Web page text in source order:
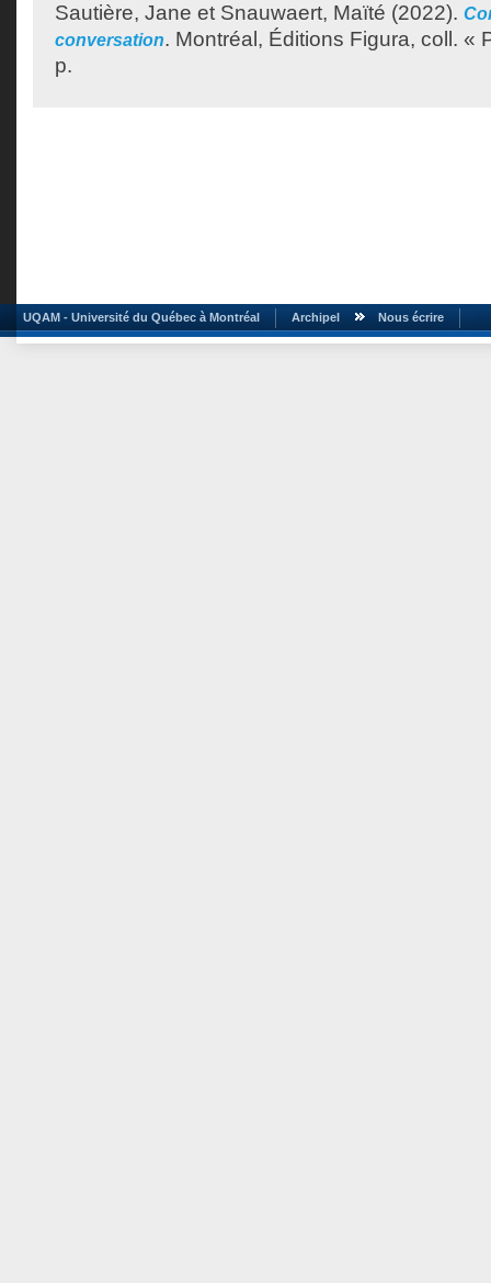
Sautière, Jane et Snauwaert, Maïté (2022).
conversation. Montréal, Éditions Figura, coll. «
p.
UQAM - Université du Québec à Montréal Archipel Nous écrire